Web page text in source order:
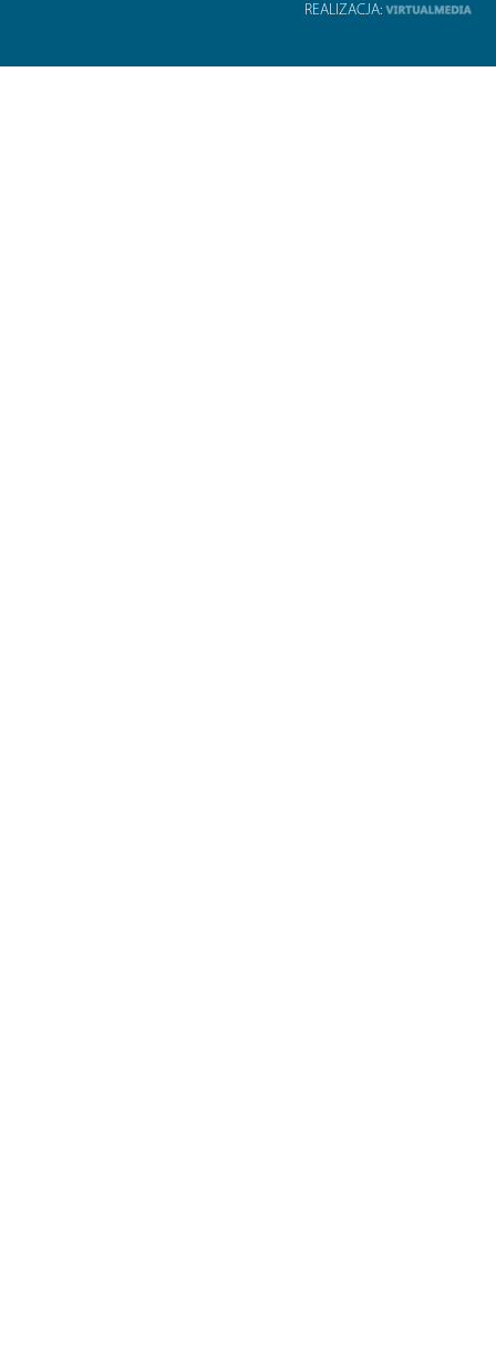
REALIZACJA: